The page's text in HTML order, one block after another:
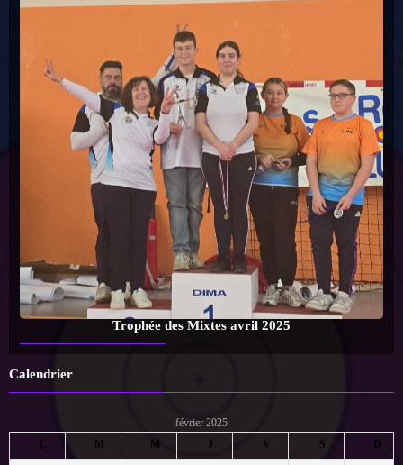
Trophée des Mixtes avril 2025
Calendrier
février 2025
L
M M J V S D